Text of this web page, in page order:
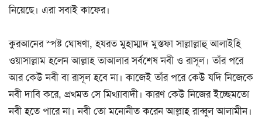
নিয়েছে। এরা সবাই কাফের।
কুরআনের স্পষ্ট ঘোষণা, হযরত মুহাম্মাদ মুস্তফা সাল্লাল্লাহু আলাইহি
ওয়াসাল্লাম হলেন আল্লাহ তাআলার সর্বশেষ নবী ও রাসূল। তাঁর পরে
আর কেউ নবী বা রাসূল হবে না। কাজেই তাঁর পরে কেউ যদি নিজেকে
নবী দাবি করে, প্রথমত সে মিথ্যাবাদী। কারণ কেউ নিজের ইচ্ছেমতো
নবী হতে পারে না। নবী তো মনোনীত করেন আল্লাহ রাব্বুল আলামীন।